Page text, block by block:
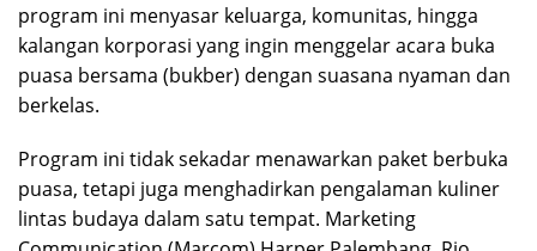
program ini menyasar keluarga, komunitas, hingga
kalangan korporasi yang ingin menggelar acara buka
puasa bersama (bukber) dengan suasana nyaman dan
berkelas.
Program ini tidak sekadar menawarkan paket berbuka
puasa, tetapi juga menghadirkan pengalaman kuliner
lintas budaya dalam satu tempat. Marketing